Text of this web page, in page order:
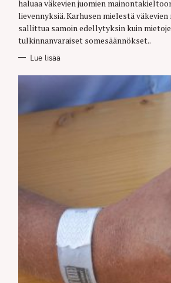
S
haluaa väkevien juomien
lievennyksiä. Karhusen mielestä
sallittua samoin edellytyksin kuin
tulkinnanvaraiset somesäännökset..
Lue lisää